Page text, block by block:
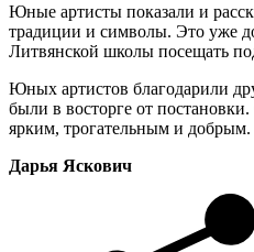
Юные артисты показали и
традиции и символы. Это уже
Литвянской школы посещать
Юных артистов благодарили
были в восторге от
ярким, трогательным и добрым.
Дарья Яскович